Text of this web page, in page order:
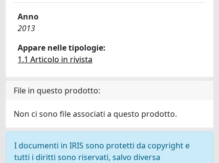
Anno
2013
Appare nelle tipologie:
1.1 Articolo in rivista
File in questo prodotto:
Non ci sono file associati a questo prodotto.
I documenti in IRIS sono protetti da copyright e
tutti i diritti sono riservati, salvo diversa